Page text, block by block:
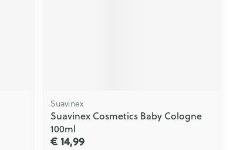
Suavinex
Suavinex Cosmetics Baby Cologne
100ml
€ 14,99